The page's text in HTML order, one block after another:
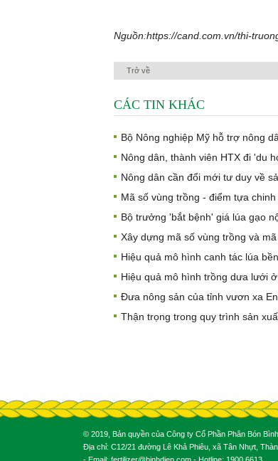
Nguồn:https://cand.com.vn/thi-
Trở về
CÁC TIN KHÁC
Bộ Nông nghiệp Mỹ hỗ trợ nông
Nông dân, thành viên HTX đi 'du
Nông dân cần đổi mới tư duy về
Mã số vùng trồng - điểm tựa
Bộ trưởng 'bắt bệnh' giá lúa gạo
Xây dựng mã số vùng trồng và
Hiệu quả mô hình canh tác lúa
Hiệu quả mô hình trồng dưa lưới
Đưa nông sản của tỉnh vươn xa
Thận trọng trong quy trình sản
© 2019, Bản quyền của Công ty Cổ Phần Phân Bón
Địa chỉ: C12/21 đường Lê Khả Phiêu, xã Tân Nhựt,